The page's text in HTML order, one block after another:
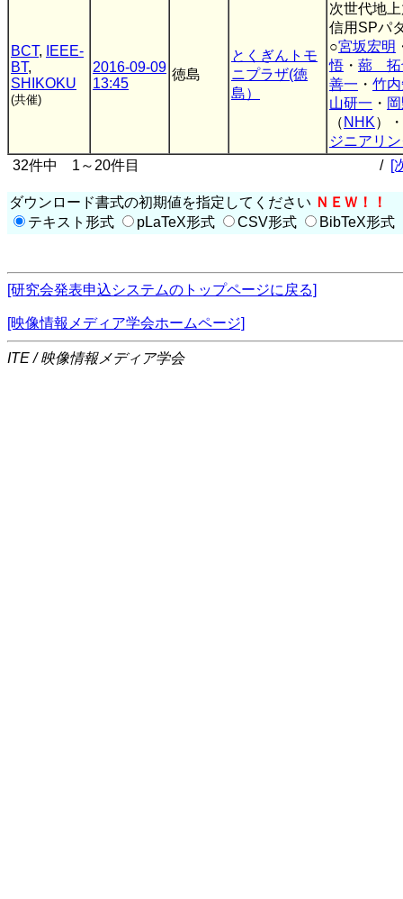
BCT,
IEEE-
BT,
SHIKOKU
(共催)
2016-09-09
13:45
徳島
とくぎんトモ
ニプラザ(徳
島）
次世代地
信用SPパ
○宮坂宏明
悟 ・ 蔀 拓
善一 ・ 竹
山研一 ・
（ NHK）・
ジニアリ
32件中 1～20件目
/ [
ダウンロード書式の初期値を指定してください ＮＥＷ！！
テキスト形式
pLaTeX形式 CSV形式 BibTeX形式
[研究会発表申込システムのトップページに戻る]
[映像情報メディア学会ホームページ]
ITE / 映像情報メディア学会